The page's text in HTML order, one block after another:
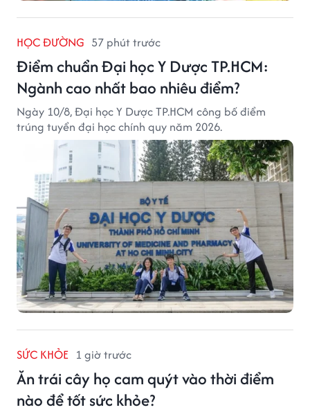
HỌC ĐƯỜNG 57 phút trước
Điểm chuẩn Đại học Y Dược TP.HCM:
Ngành cao nhất bao nhiêu điểm?
Ngày 10/8, Đại học Y Dược TP.HCM công bố điểm
trúng tuyển đại học chính quy năm 2026.
SỨC KHỎE 1 giờ trước
Ăn trái cây họ cam quýt vào thời điểm
nào để tốt sức khỏe?